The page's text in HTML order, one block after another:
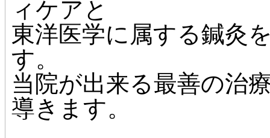
ィケアと
東洋医学に属する鍼灸
す。
当院が出来る最善の治
導きます。